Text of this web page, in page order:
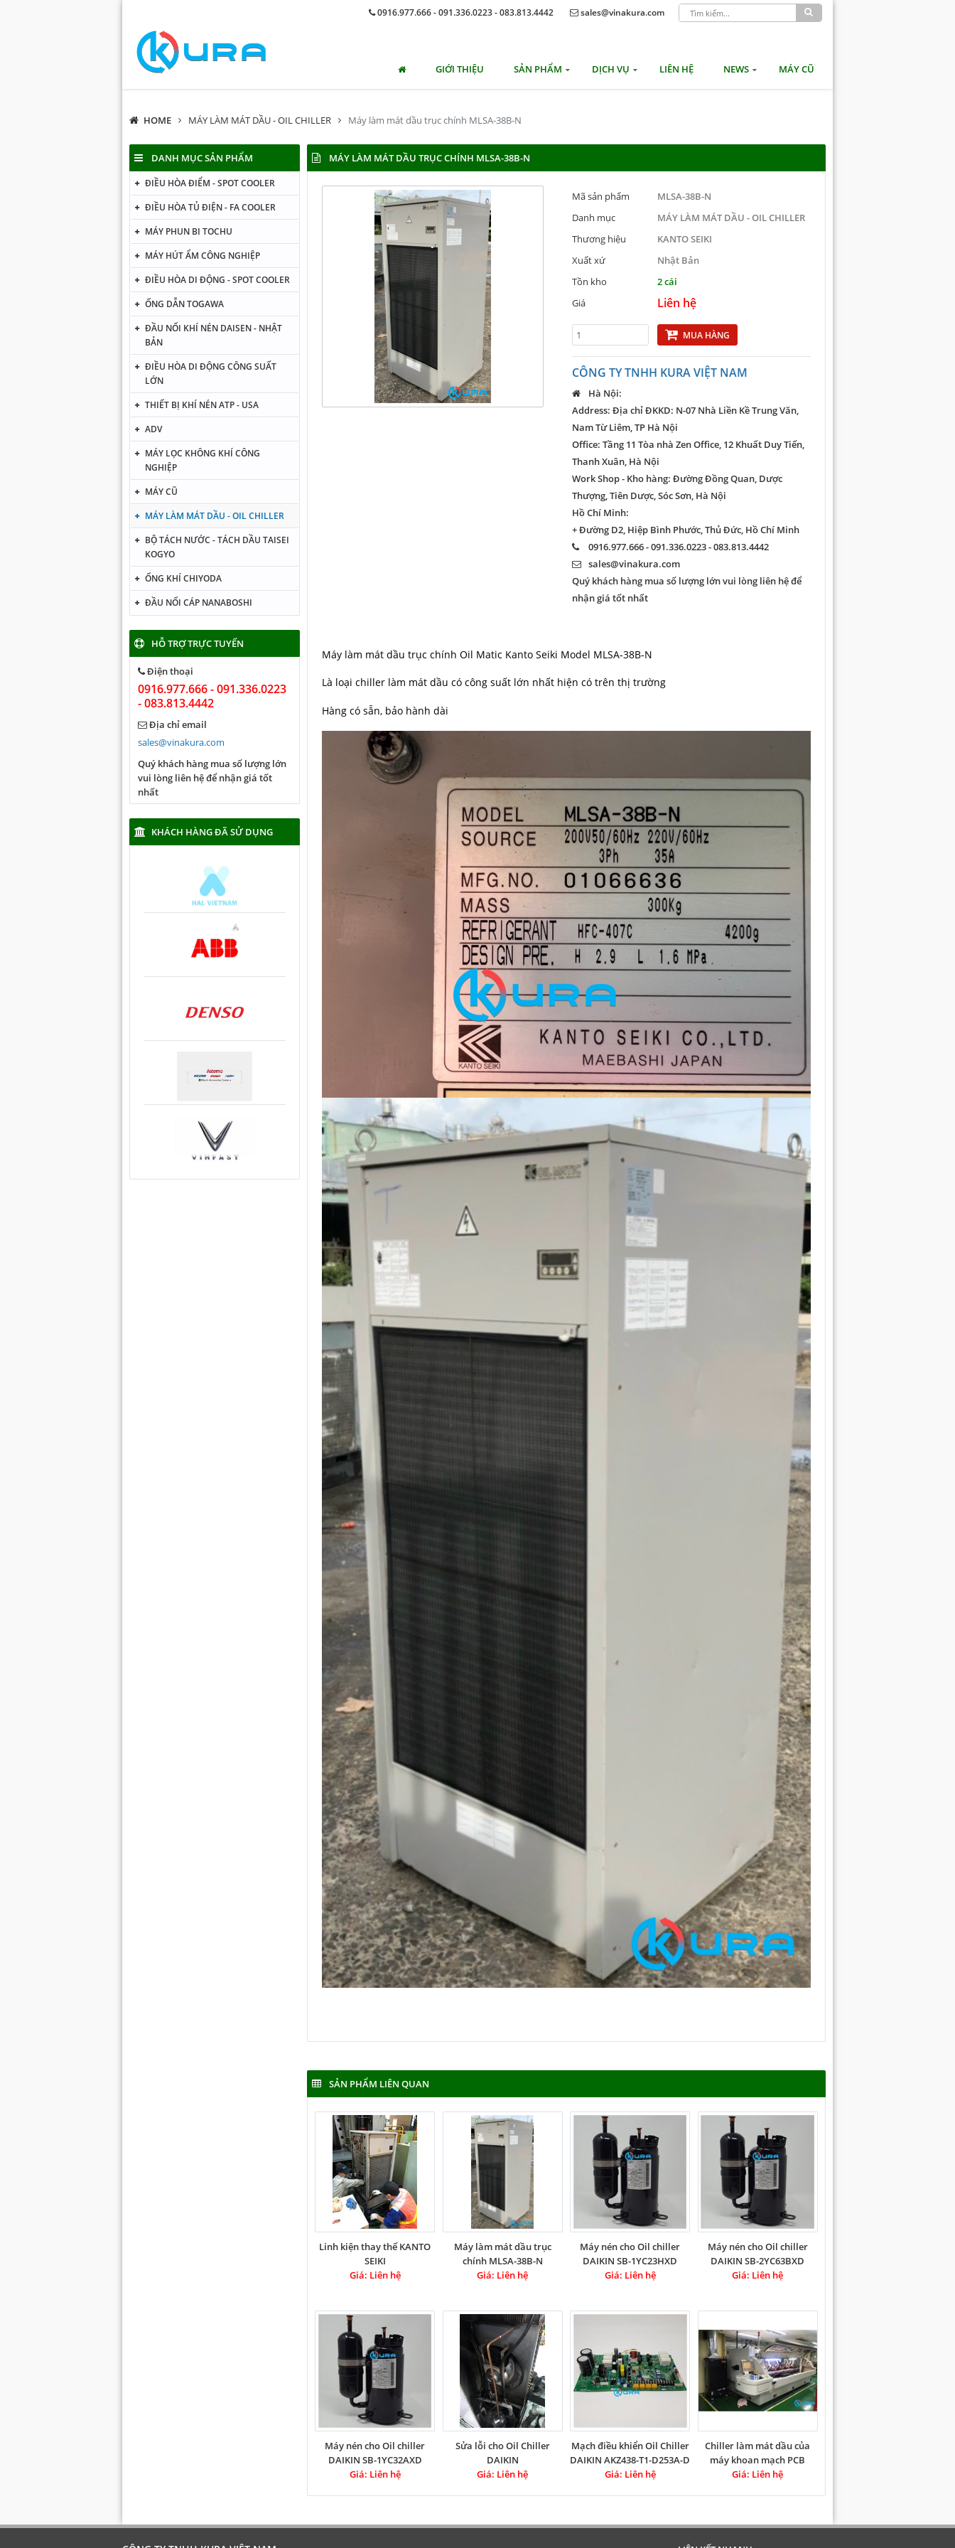
0916.977.666 - 091.336.0223 - 083.813.4442 sales@vinakura.com
GIỚI THIỆU SẢN PHẨM DỊCH VỤ LIÊN HỆ NEWS MÁY CŨ
HOME MÁY LÀM MÁT DẦU - OIL CHILLER Máy làm mát dầu trục chính MLSA-38B-N
MÁY LÀM MÁT DẦU TRỤC CHÍNH MLSA-38B-N
Mã sản phẩm
MLSA-38B-N
Danh mục
MÁY LÀM MÁT DẦU - OIL CHILLER
Thương hiệu
KANTO SEIKI
Xuất xứ
Nhật Bản
Tồn kho
2 cái
Giá
Liên hệ
MUA HÀNG
CÔNG TY TNHH KURA VIỆT NAM
Hà Nội:
Address: Địa chỉ ĐKKD: N-07 Nhà Liền Kề Trung Văn,
Nam Từ Liêm, TP Hà Nội
Office: Tầng 11 Tòa nhà Zen Office, 12 Khuất Duy Tiến,
Thanh Xuân, Hà Nội
Work Shop - Kho hàng: Đường Đồng Quan, Dược
Thượng, Tiên Dược, Sóc Sơn, Hà Nội
Hồ Chí Minh:
+ Đường D2, Hiệp Bình Phước, Thủ Đức, Hồ Chí Minh
0916.977.666 - 091.336.0223 - 083.813.4442
sales@vinakura.com
Quý khách hàng mua số lượng lớn vui lòng liên hệ để
nhận giá tốt nhất
Máy làm mát dầu trục chính Oil Matic Kanto Seiki Model MLSA-38B-N
Là loại chiller làm mát dầu có công suất lớn nhất hiện có trên thị trường
Hàng có sẵn, bảo hành dài
SẢN PHẨM LIÊN QUAN
Linh kiện thay thế KANTO
SEIKI
Giá: Liên hệ
Máy làm mát dầu trục
chính MLSA-38B-N
Giá: Liên hệ
Máy nén cho Oil chiller
DAIKIN SB-1YC23HXD
Daikin Compressor
Giá: Liên hệ
Máy nén cho Oil chiller
DAIKIN SB-2YC63BXD
Daikin Compressor
Giá: Liên hệ
Máy nén cho Oil chiller
DAIKIN SB-1YC32AXD
Giá: Liên hệ
Sửa lỗi cho Oil Chiller
DAIKIN
Giá: Liên hệ
Mạch điều khiển Oil Chiller
DAIKIN AKZ438-T1-D253A-D
Giá: Liên hệ
Chiller làm mát dầu của
máy khoan mạch PCB
HITACHI
Giá: Liên hệ
DANH MỤC SẢN PHẨM
ĐIỀU HÒA ĐIỂM - SPOT COOLER
ĐIỀU HÒA TỦ ĐIỆN - FA COOLER
MÁY PHUN BI TOCHU
MÁY HÚT ẨM CÔNG NGHIỆP
ĐIỀU HÒA DI ĐỘNG - SPOT COOLER
ỐNG DẪN TOGAWA
ĐẦU NỐI KHÍ NÉN DAISEN - NHẬT
BẢN
ĐIỀU HÒA DI ĐỘNG CÔNG SUẤT
LỚN
THIẾT BỊ KHÍ NÉN ATP - USA
ADV
MÁY LỌC KHÔNG KHÍ CÔNG
NGHIỆP
MÁY CŨ
MÁY LÀM MÁT DẦU - OIL CHILLER
BỘ TÁCH NƯỚC - TÁCH DẦU TAISEI
KOGYO
ỐNG KHÍ CHIYODA
ĐẦU NỐI CÁP NANABOSHI
HỖ TRỢ TRỰC TUYẾN
Điện thoại
0916.977.666 - 091.336.0223
- 083.813.4442
Địa chỉ email
sales@vinakura.com
Quý khách hàng mua số lượng lớn
vui lòng liên hệ để nhận giá tốt
nhất
KHÁCH HÀNG ĐÃ SỬ DỤNG